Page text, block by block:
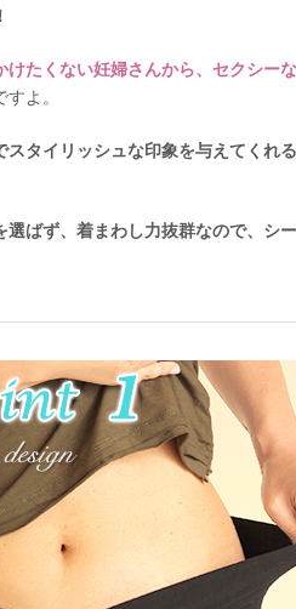
けたくない妊婦さんから、セクシー
すよ。
スタイリッシュな印象を与えてくれ
選ばず、着まわし力抜群なので、シ